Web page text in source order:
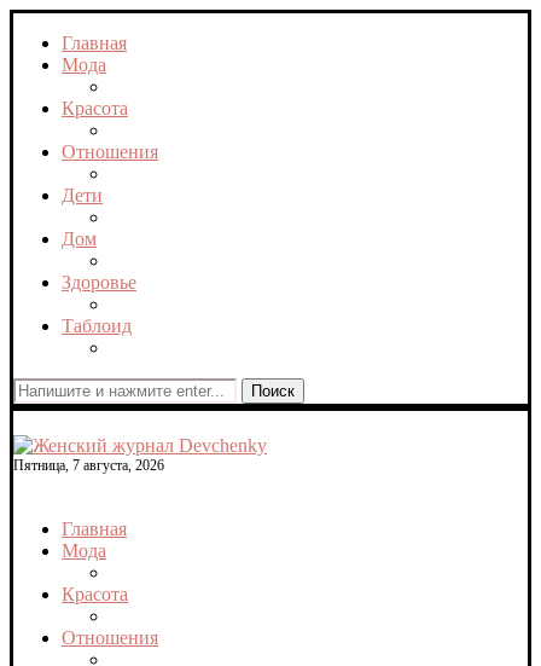
Главная
Мода
Красота
Отношения
Дети
Дом
Здоровье
Таблоид
Поиск
Пятница, 7 августа, 2026
Главная
Мода
Красота
Отношения